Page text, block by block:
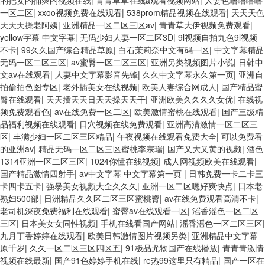
一区二区| xxoo视频免费在线观看| 538prom精品视频在线观看| 天天天色
天天天操老阿姨| 亚洲精品一区二区三区av| 青青草大伊视频免费观看|
yellow字幕 中文字幕| 无码少妇人妻一区二区3D| 9l视频自拍九色9l视频
不卡| 99久久国产综合精品草原| 白石茉莉奈中文有码一区| 中文字幕精品
无码一区二区三区| av蜜臀一区二区三区| 亚洲另类视频图片小说| 日韩中
文av在线观看| 人妻中文字幕影音先锋| 久久中文字幕永久第一页| 亚洲自
拍偷拍色图专区| 老外插美女在线视频| 欧美人妻综合网成人| 国产精品蜜
臀在线观看| 天天插天天日天天操天天干| 亚洲欧美久久久久女优| 在线视
频免费观看色| av在线免费一区二区| 欧美激情蜜桃在线观看| 国产三级精
品福利视频在线观看| 日穴视频在线免费观看| 亚洲高清激情一区二区三
区| 丰满少妇一区二区三区精品| 午夜视频在线观看免费大全| 可以免费看
的亚洲av| 精品无码一区二区三区蜜桃李宗瑞| 国产又大又黄的视频| 酒色
1314亚洲一区二区三区| 1024你懂在线视频| 成人网视频欧美在线观看|
国产精品激情四射手| av中文字幕 中文字幕第一页 | 日韩免费一卡二卡三
卡四卡五卡| 强暴美女视频大全久久久| 亚洲一区二区嗯好爽快点| 日本老
熟妇500部| 日洲精品久久区二区三区蜜桃臀| av在线免费观看高清不卡|
老司机深夜免费福利在线观看| 蜜臀av在线观看一区| 滛香滛色一区二区
三区| 日本美女女同性视频| 手机在线看国产网站| 滛香滛色一区二区三区|
九月丁香婷婷在线观看| 欧美日韩激情图片视频另类| 亚洲精品中文字幕
原千岁| 久久一区二区三区四区五| 91极品尤物国产在线播放| 青青青激情
视频在线最新| 国产91色婷婷手机在线| re热99这里只有精品| 国产一区在